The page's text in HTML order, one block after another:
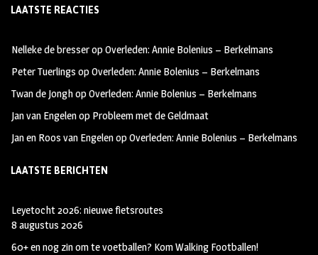
b
oo
k
ag
m
tt
LAATSTE REACTIES
Nelleke de bresseropOverleden: Annie Bolenius – Berkelmans
Peter Tuerlings opOverleden: Annie Bolenius – Berkelmans
Twan de JonghopOverleden: Annie Bolenius – Berkelmans
Jan van Engelenop Probleem met de Geldmaat
Jan en Roos van EngelenopOverleden: Annie Bolenius – Berkelmans
LAATSTE BERICHTEN
Leyetocht 2026: nieuwe fietsroutes
8 augustus 2026
60+ en nog zin om te voetballen? Kom Walking Footballen!